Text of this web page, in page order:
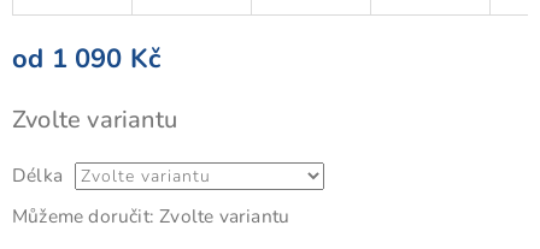
od 1 090 Kč
cena:
Zvolte variantu
Délka
Můžeme doručit: Zvolte variantu